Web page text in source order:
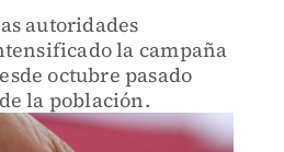
autoridades
la campaña
octubre pasado
la población.